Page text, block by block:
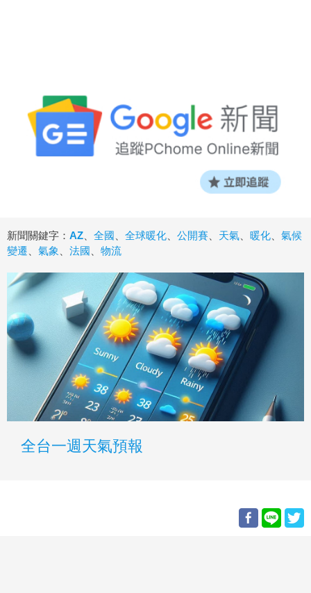
新聞關鍵字： AZ 全國 全球暖化 公開賽 天氣 暖化
氣候
變遷
氣象 法國 物流
全台一週天氣預報